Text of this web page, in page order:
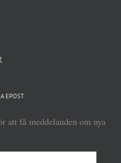
EPOST
att få meddelanden om nya